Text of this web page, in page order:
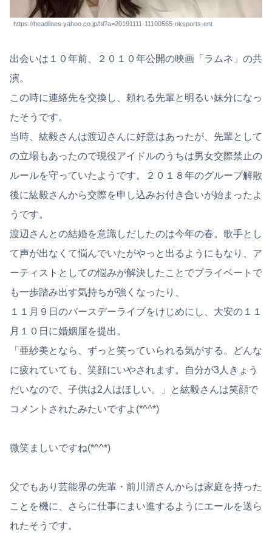
https://headlines.yahoo.co.jp/hl?a=20191111-11100565-nksports-ent
出会いは１０年前、２０１０年公開の映画「ラムネ」の共
演。
この時に連絡先を交換し、頼れる先輩と明るい妹分になっ
たそうです。
当時、紘毅さんは渡辺さんに好意はあったが、先輩として
の立場もあったので現役アイドルのうちは男女交際禁止の
ルールを守っていたようです。２０１８年のグループ解散
後に紘毅さんから交際を申し込みお付き合いが始まったよ
うです。
渡辺さんとの結婚を意識しだしたのは今年の春。歌手とし
て声が出なくて悩んでいたがやっと出るようにもなり、ア
ーティストとしての悩みが解決したことでプライベートで
も一歩踏み出す気持ちが強くなったり、
１１月９日のバースデーライブをけじめにし、大安の１１
月１０日に婚姻届を提出。
「亜紗美となら、ずっと笑っていられる気がする。どんな
に疲れていても、笑顔にいやされます。自分が3人きょう
だいなので、子供は2人はほしい。」と紘毅さんは笑顔で
コメントされたみたいですよ(*^^*)
微笑ましいですね(*^^*)
父でもあり芸能界の先輩・前川清さんからは家庭を持った
ことを機に、さらに仕事にまい進するようにエールを送ら
れたそうです。